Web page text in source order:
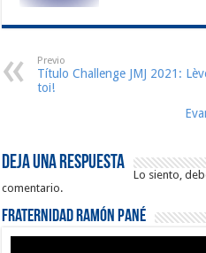
Previo
Título Challenge JMJ 2021:
toi!
Deja una respuesta
Lo siento,
comentario.
Fraternidad Ramón Pané